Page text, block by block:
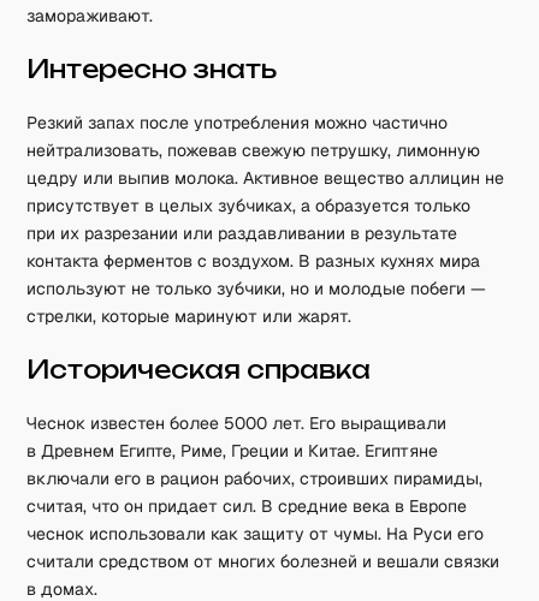
замораживают.
Интересно знать
Резкий запах после употребления можно частично
нейтрализовать, пожевав свежую петрушку, лимонную
цедру или выпив молока. Активное вещество аллицин не
присутствует в целых зубчиках, а образуется только
при их разрезании или раздавливании в результате
контакта ферментов с воздухом. В разных кухнях мира
используют не только зубчики, но и молодые побеги —
стрелки, которые маринуют или жарят.
Историческая справка
Чеснок известен более 5000 лет. Его выращивали
в Древнем Египте, Риме, Греции и Китае. Египтяне
включали его в рацион рабочих, строивших пирамиды,
считая, что он придает сил. В средние века в Европе
чеснок использовали как защиту от чумы. На Руси его
считали средством от многих болезней и вешали связки
в домах.